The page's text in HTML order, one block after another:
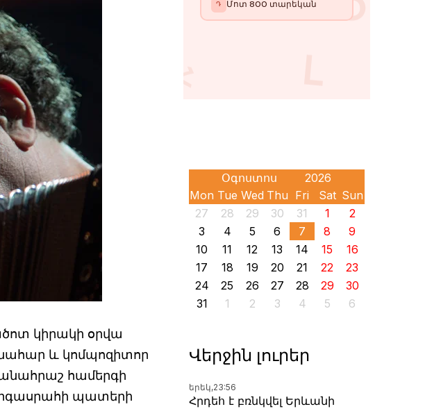
կիրակի օրվա
և կոմպոզիտոր
համերգի
պատերի
Mon Tue Wed Thu Fri Sat Sun
27
28 29 30 31 1
2
3
4 5 6 7 8
9
10
11 12 13 14 15
16
17
18 19 20 21 22
23
24
25 26 27 28 29
30
31
1 2 3 4 5 6
Վերջին լուրեր
երեկ,23:56
Հրդեհ է բռնկվել Երևանի